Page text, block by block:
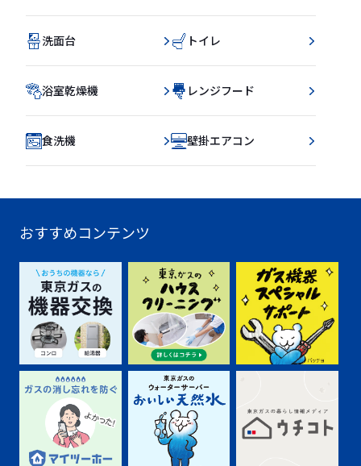
洗面台 トイレ
浴室乾燥機 レンジフード
食洗機 壁掛エアコン
おすすめコンテンツ